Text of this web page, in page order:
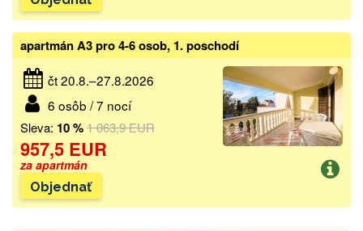
apartmán A3 pro 4-6 osob, 1. poschodí
čt 20.8.–27.8.2026
6 osôb / 7 nocí
Sleva: 10 %1 063,9 EUR
957,5 EUR
za apartmán
Objednať